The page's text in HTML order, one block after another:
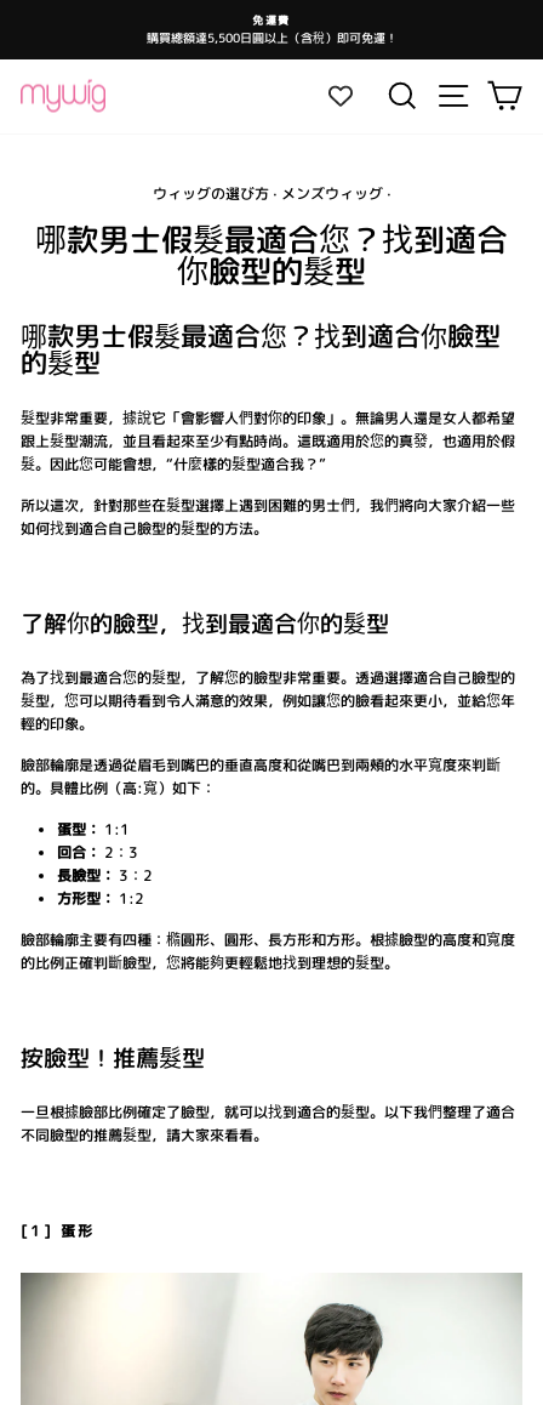
內
暫
免運費
購買總額達5,500日圓以上（含稅）即可免運！
搜尋 網站導航大
ウィッグの選び方· メンズウィッグ·
哪款男士假髮最適合您？找到適合
你臉型的髮型
哪款男士假髮最適合您？找到適合你臉型
的髮型
髮型非常重要，據說它「會影響人們對你的印象」。無論男人還是女人都希望
跟上髮型潮流，並且看起來至少有點時尚。這既適用於您的真發，也適用於假
髮。因此您可能會想，“什麼樣的髮型適合我？”
所以這次，針對那些在髮型選擇上遇到困難的男士們，我們將向大家介紹一些
如何找到適合自己臉型的髮型的方法。
了解你的臉型，找到最適合你的髮型
為了找到最適合您的髮型，了解您的臉型非常重要。透過選擇適合自己臉型的
髮型，您可以期待看到令人滿意的效果，例如讓您的臉看起來更小，並給您年
輕的印象。
臉部輪廓是透過從眉毛到嘴巴的垂直高度和從嘴巴到兩頰的水平寬度來判斷
的。具體比例（高:寬）如下：
蛋型： 1:1
回合： 2：3
長臉型： 3：2
方形型： 1:2
臉部輪廓主要有四種：橢圓形、圓形、長方形和方形。根據臉型的高度和寬度
的比例正確判斷臉型，您將能夠更輕鬆地找到理想的髮型。
按臉型！推薦髮型
一旦根據臉部比例確定了臉型，就可以找到適合的髮型。以下我們整理了適合
不同臉型的推薦髮型，請大家來看看。
[1] 蛋形